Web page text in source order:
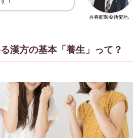
再春館製薬所間地
漢方の基本「養生」って？